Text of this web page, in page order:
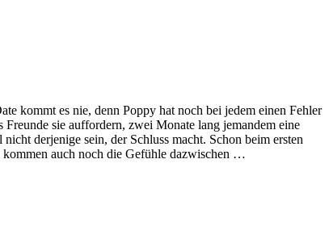
kommt es nie, denn Poppy hat noch bei jedem einen Fehler
sie auffordern, zwei Monate lang jemandem eine
derjenige sein, der Schluss macht. Schon beim ersten
kommen auch noch die Gefühle dazwischen …